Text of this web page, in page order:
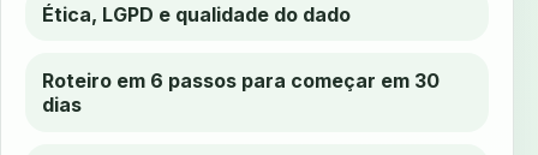
Ética, LGPD e qualidade do dado
Roteiro em 6 passos para começar em 30
dias